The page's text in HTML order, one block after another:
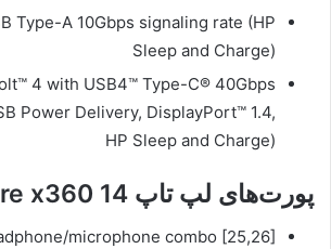
Type-A 10Gbps signaling rate (HP
Sleep and Charge)
4 with USB4™ Type-C® 40Gbps
Power Delivery, DisplayPort™ 1.4,
HP Sleep and Charge)
پورت‌های لپ تاپ spectre x360 14
microphone combo [25,26]